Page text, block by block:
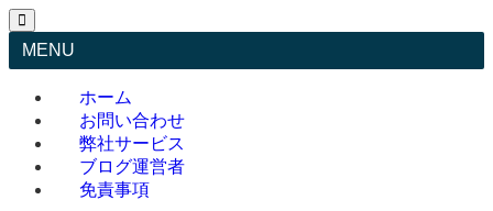
MENU
ホーム
お問い合わせ
弊社サービス
ブログ運営者
免責事項